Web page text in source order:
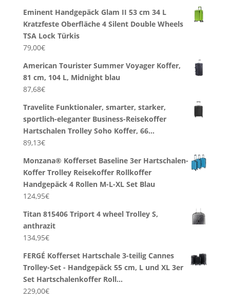
Eminent Handgepäck Glam II 53 cm 34 L
Kratzfeste Oberfläche 4 Silent Double Wheels
TSA Lock Türkis
79,00€
American Tourister Summer Voyager Koffer,
81 cm, 104 L, Midnight blau
87,68€
Travelite Funktionaler, smarter, starker,
sportlich-eleganter Business-Reisekoffer
Hartschalen Trolley Soho Koffer, 66…
89,13€
Monzana® Kofferset Baseline 3er Hartschalen-
Koffer Trolley Reisekoffer Rollkoffer
Handgepäck 4 Rollen M-L-XL Set Blau
124,95€
Titan 815406 Triport 4 wheel Trolley S,
anthrazit
134,95€
FERGÉ Kofferset Hartschale 3-teilig Cannes
Trolley-Set - Handgepäck 55 cm, L und XL 3er
Set Hartschalenkoffer Roll…
229,00€